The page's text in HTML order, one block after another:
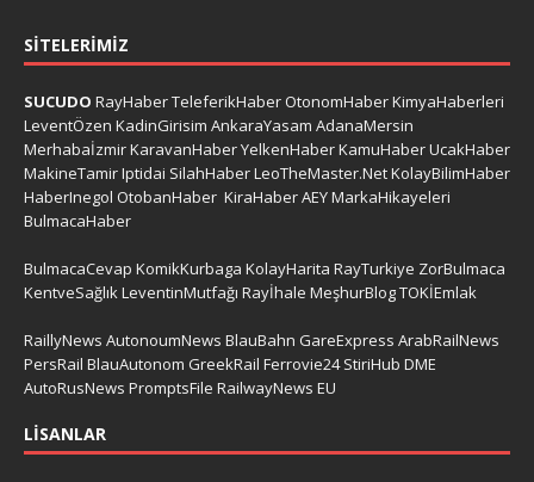
SITELERIMIZ
SUCUDO RayHaberTeleferikHaber OtonomHaberKimyaHaberleri
LeventÖzen KadinGirisim AnkaraYasam AdanaMersin
MerhabaİzmirKaravanHaberYelkenHaberKamuHaberUcakHaber
MakineTamirIptidai SilahHaberLeoTheMaster.NetKolayBilimHaber
HaberInegol OtobanHaber KiraHaberAEYMarkaHikayeleri
BulmacaHaber
BulmacaCevap KomikKurbaga KolayHarita RayTurkiye ZorBulmaca
KentveSağlıkLeventinMutfağı Rayİhale MeşhurBlogTOKİEmlak
RaillyNews AutonoumNews BlauBahn GareExpress ArabRailNews
PersRail BlauAutonom GreekRail Ferrovie24 StiriHub DME
AutoRusNews PromptsFile RailwayNews EU
LISANLAR